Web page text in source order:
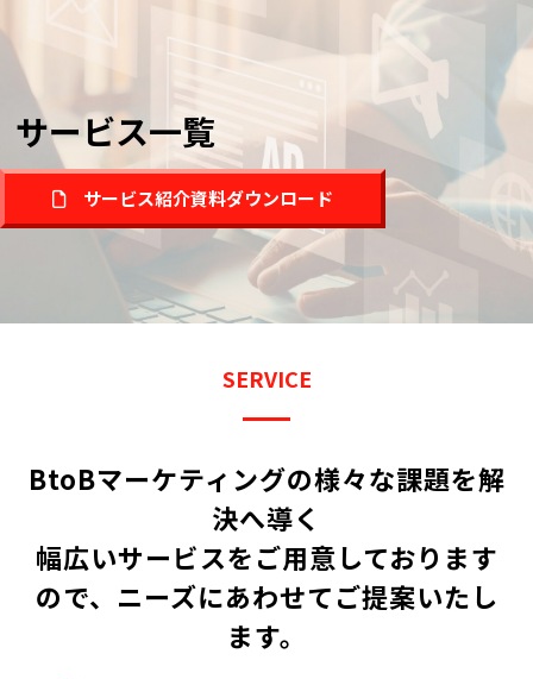
サービス一覧
サービス紹介資料ダウンロード
SERVICE
BtoBマーケティングの様々な課題を解
決へ導く
幅広いサービスをご用意しております
ので、ニーズにあわせてご提案いたし
ます。